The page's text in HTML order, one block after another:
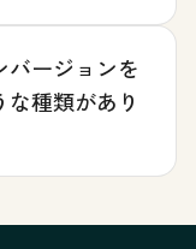
バージョンを
種類があり